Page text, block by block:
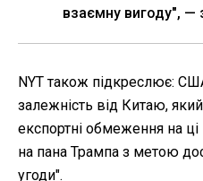
взаємну вигоду", —
NYT також підкреслює:
залежність від Китаю,
експортні обмеження на
на пана Трампа з метою
угоди".